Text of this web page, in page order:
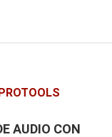
AUDIO CON